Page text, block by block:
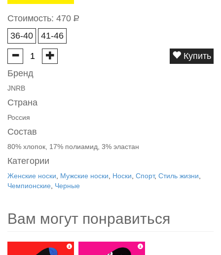
Стоимость: 470 Р
36-40
41-46
Купить
Бренд
JNRB
Страна
Россия
Состав
80% хлопок, 17% полиамид, 3% эластан
Категории
Женские носки Мужские носки Носки Спорт, Стиль жизни
Чемпионские
Черные
Вам могут понравиться